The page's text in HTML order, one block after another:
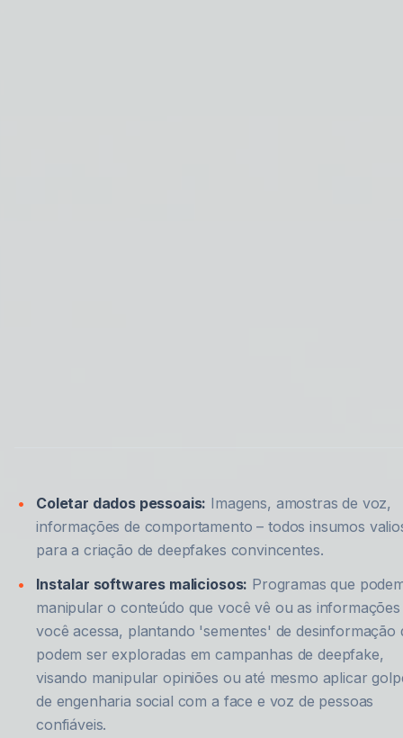
Coletar dados pessoais: Imagens, amostras de voz,
informações de comportamento – todos insumos
para a criação de deepfakes convincentes.
Instalar softwares maliciosos: Programas que
manipular o conteúdo que você vê ou as
você acessa, plantando 'sementes' de desinformação
podem ser exploradas em campanhas de deepfake,
visando manipular opiniões ou até mesmo aplicar
de engenharia social com a face e voz de pessoas
confiáveis.